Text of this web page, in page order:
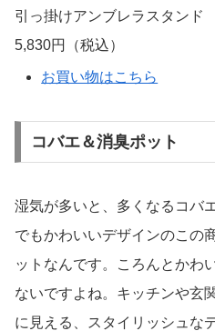
引っ掛けアンブレラスタンド
5,830円（税込）
お買い物はこちら
コバエ＆消臭ポット
湿気が多いと、多くなるコバ
でもかわいいデザインのこの
ットなんです。ころんとかわ
ないですよね。キッチンや玄
に見える、スタイリッシュな